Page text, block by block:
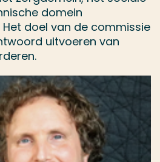
domein
doel van de commissie
uitvoeren van